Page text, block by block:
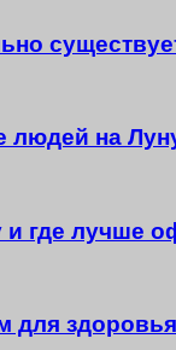
людей на
и где лучше
для